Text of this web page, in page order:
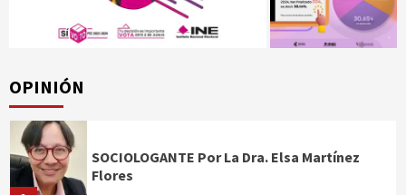
OPINIÓN
SOCIOLOGANTE Por La Dra. Elsa Martínez
Flores